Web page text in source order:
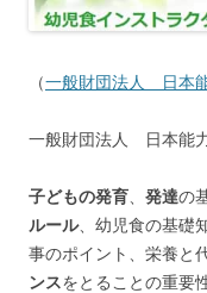
（一般財団法人 日本
一般財団法人 日本能
子どもの発育 発達の
ルール、幼児食の基礎
事のポイント、栄養と
ンスをとることの重要